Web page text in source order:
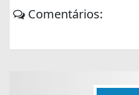
Comentários: